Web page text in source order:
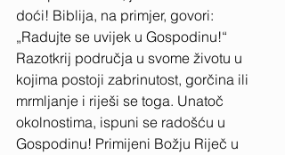
doći! Biblija, na primjer, govori:
„Radujte se uvijek u Gospodinu!“
Razotkrij područja u svome životu u
kojima postoji zabrinutost, gorčina ili
mrmljanje i riješi se toga. Unatoč
okolnostima, ispuni se radošću u
Gospodinu! Primijeni Božju Riječ u